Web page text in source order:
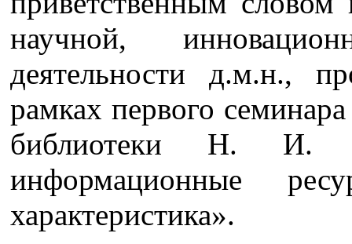
научной,
деятельности д.м.н.,
рамках первого
библиотеки Н. И.
информационные
характеристика».